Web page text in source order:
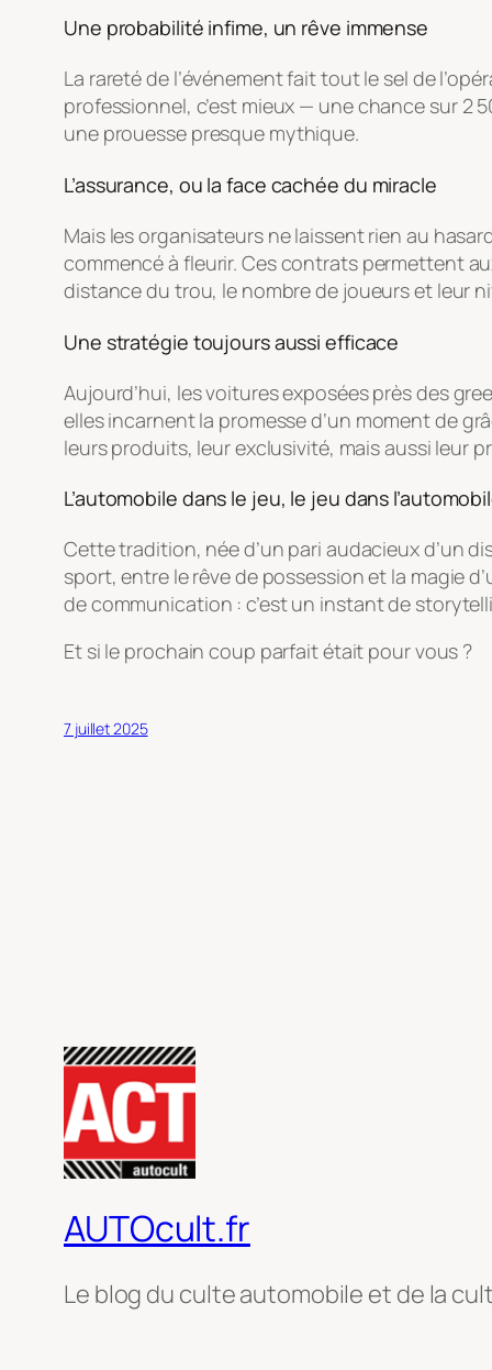
Une probabilité infime, un rêve immense
La rareté de l’événement fait tout le sel de
professionnel, c’est mieux — une chance sur 2
une prouesse presque mythique.
L’assurance, ou la face cachée du miracle
Mais les organisateurs ne laissent rien au
commencé à fleurir. Ces contrats permettent
distance du trou, le nombre de joueurs et leur
Une stratégie toujours aussi efficace
Aujourd’hui, les voitures exposées près des
elles incarnent la promesse d’un moment de
leurs produits, leur exclusivité, mais aussi leur
L’automobile dans le jeu, le jeu dans
Cette tradition, née d’un pari audacieux d’un
sport, entre le rêve de possession et la magie
de communication : c’est un instant de
Et si le prochain coup parfait était pour vous ?
7 juillet 2025
AUTOcult.fr
Le blog du culte automobile et de la